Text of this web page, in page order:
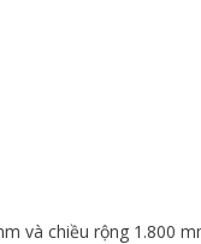
và chiều rộng 1.800